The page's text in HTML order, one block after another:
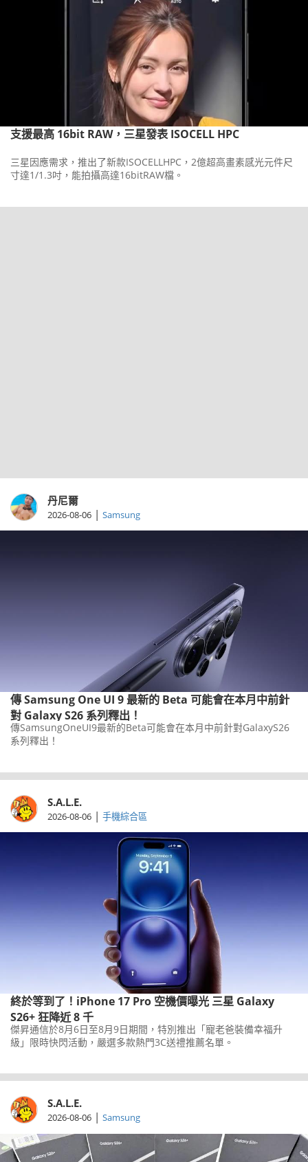
支援最高 16bit RAW，三星發表 ISOCELL HPC
三星因應需求，推出了新款ISOCELLHPC，2億超高畫素感光元件尺
寸達1/1.3吋，能拍攝高達16bitRAW檔。
丹尼爾
2026-08-06 | Samsung
傳 Samsung One UI 9 最新的 Beta 可能會在本月中前針
對 Galaxy S26 系列釋出！
傳SamsungOneUI9最新的Beta可能會在本月中前針對GalaxyS26
系列釋出！
S.A.L.E.
2026-08-06 | 手機綜合區
終於等到了！iPhone 17 Pro 空機價曝光 三星 Galaxy
S26+ 狂降近 8 千
傑昇通信於8月6日至8月9日期間，特別推出「寵老爸裝備幸福升
級」限時快閃活動，嚴選多款熱門3C送禮推薦名單。
S.A.L.E.
2026-08-06 | Samsung